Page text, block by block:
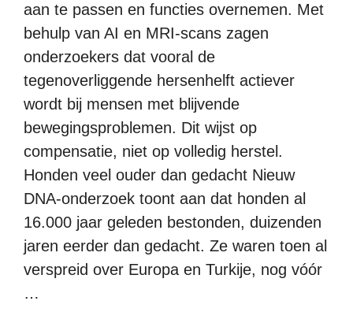
aan te passen en functies overnemen. Met
behulp van AI en MRI-scans zagen
onderzoekers dat vooral de
tegenoverliggende hersenhelft actiever
wordt bij mensen met blijvende
bewegingsproblemen. Dit wijst op
compensatie, niet op volledig herstel.
Honden veel ouder dan gedacht Nieuw
DNA-onderzoek toont aan dat honden al
16.000 jaar geleden bestonden, duizenden
jaren eerder dan gedacht. Ze waren toen al
verspreid over Europa en Turkije, nog vóór
…